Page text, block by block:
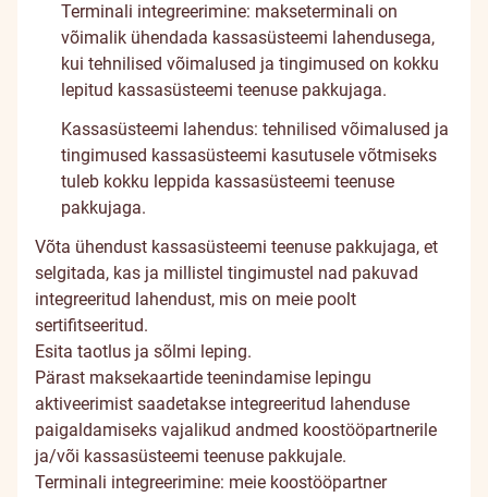
Terminali integreerimine: makseterminali on
võimalik ühendada kassasüsteemi lahendusega,
kui tehnilised võimalused ja tingimused on kokku
lepitud kassasüsteemi teenuse pakkujaga.
Kassasüsteemi lahendus: tehnilised võimalused ja
tingimused kassasüsteemi kasutusele võtmiseks
tuleb kokku leppida kassasüsteemi teenuse
pakkujaga.
Võta ühendust kassasüsteemi teenuse pakkujaga, et
selgitada, kas ja millistel tingimustel nad pakuvad
integreeritud lahendust, mis on meie poolt
sertifitseeritud.
Esita taotlus ja sõlmi leping.
Pärast maksekaartide teenindamise lepingu
aktiveerimist saadetakse integreeritud lahenduse
paigaldamiseks vajalikud andmed koostööpartnerile
ja/või kassasüsteemi teenuse pakkujale.
Terminali integreerimine: meie koostööpartner